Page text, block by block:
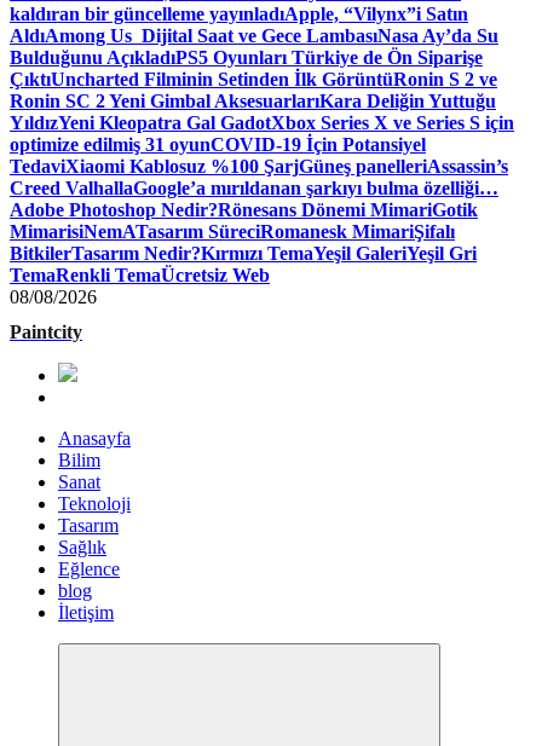
kaldıran bir güncelleme yayınladıApple, “Vilynx”i Satın
AldıAmong Us Dijital Saat ve Gece LambasıNasa Ay’da Su
Bulduğunu AçıkladıPS5 Oyunları Türkiye de Ön Siparişe
ÇıktıUncharted Filminin Setinden İlk GörüntüRonin S 2 ve
Ronin SC 2 Yeni Gimbal AksesuarlarıKara Deliğin Yuttuğu
YıldızYeni Kleopatra Gal GadotXbox Series X ve Series S için
optimize edilmiş 31 oyunCOVID-19 İçin Potansiyel
TedaviXiaomi Kablosuz %100 ŞarjGüneş panelleriAssassin’s
Creed ValhallaGoogle’a mırıldanan şarkıyı bulma özelliği…
Adobe Photoshop Nedir?Rönesans Dönemi MimariGotik
MimarisiNemATasarım SüreciRomanesk MimariŞifalı
BitkilerTasarım Nedir?Kırmızı TemaYeşil GaleriYeşil Gri
TemaRenkli TemaÜcretsiz Web
08/08/2026
Paintcity
Anasayfa
Bilim
Sanat
Teknoloji
Tasarım
Sağlık
Eğlence
blog
İletişim